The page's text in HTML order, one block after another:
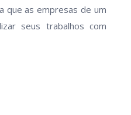
que as empresas de um
seus trabalhos com